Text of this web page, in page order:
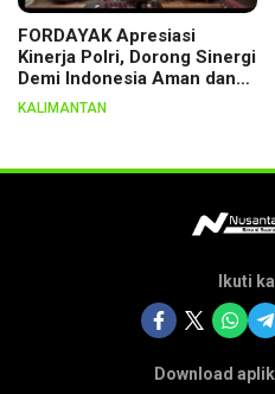
FORDAYAK Apresiasi
Kinerja Polri, Dorong Sinergi
Demi Indonesia Aman dan
Berkeadilan
KALIMANTAN
Ikuti
Download